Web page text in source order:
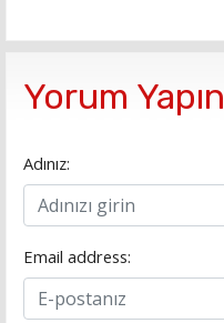
Yorum Yapın
Adınız:
Email address: